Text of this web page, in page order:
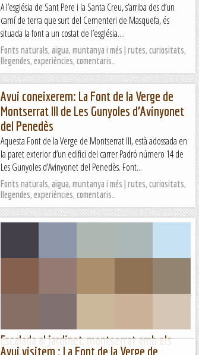
A l’església de Sant Pere i la Santa Creu, s’arriba des d’un
camí de terra que surt del Cementeri de Masquefa, és
situada la font a un costat de l’església....
Fonts naturals, aigua, muntanya i més | rutes, curiositats,
llegendes, experiències, comentaris…
Avui coneixerem: La Font de la Verge de
Montserrat III de Les Gunyoles d’Avinyonet
del Penedès
Aquesta Font de la Verge de Montserrat III, està adossada en
la paret exterior d’un edifici del carrer Padró número 14 de
Les Gunyoles d’Avinyonet del Penedès. Font...
Fonts naturals, aigua, muntanya i més | rutes, curiositats,
llegendes, experiències, comentaris…
Escalada al jardinet, montserrat amb els
Avui visitem : La Font de la Verge de